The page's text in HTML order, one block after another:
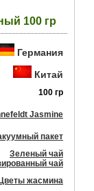
100 гр
Германия
Китай
100 гр
Jasmine
пакет
Зеленый чай
чай
Цветы жасмина